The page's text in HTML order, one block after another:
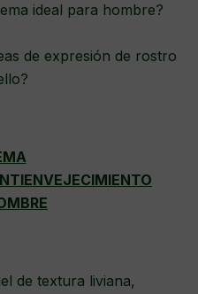
ideal para hombre?
de expresión de rostro
de textura liviana,